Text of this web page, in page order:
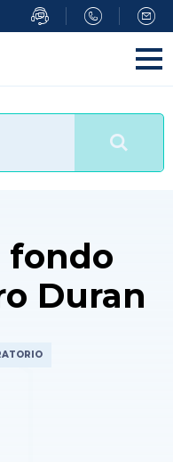
fondo
Duran